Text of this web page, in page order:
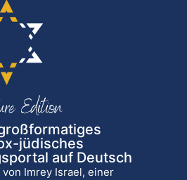
jüdisches
auf Deutsch
Imrey Israel, einer